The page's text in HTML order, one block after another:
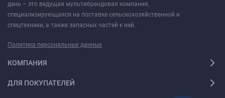
день – это ведущая мультибрендовая компания,
специализирующаяся на поставке сельскохозяйственной и
спецтехники, а также запасных частей к ней.
Политика персональных данных
КОМПАНИЯ
ДЛЯ ПОКУПАТЕЛЕЙ